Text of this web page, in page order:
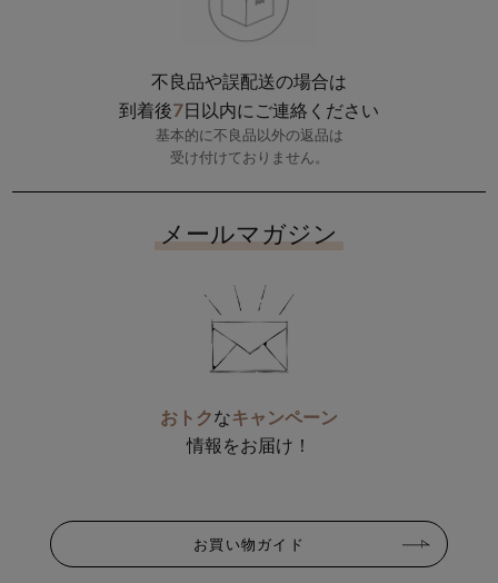
不良品や誤配送の場合は
到着後7日以内にご連絡ください
基本的に不良品以外の返品は
受け付けておりません。
メールマガジン
おトクなキャンペーン
情報をお届け！
お買い物ガイド